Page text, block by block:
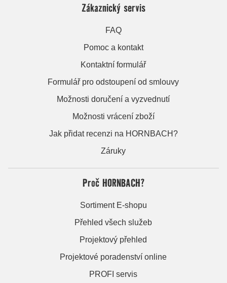
Zákaznický servis
FAQ
Pomoc a kontakt
Kontaktní formulář
Formulář pro odstoupení od smlouvy
Možnosti doručení a vyzvednutí
Možnosti vrácení zboží
Jak přidat recenzi na HORNBACH?
Záruky
Proč HORNBACH?
Sortiment E-shopu
Přehled všech služeb
Projektový přehled
Projektové poradenství online
PROFI servis